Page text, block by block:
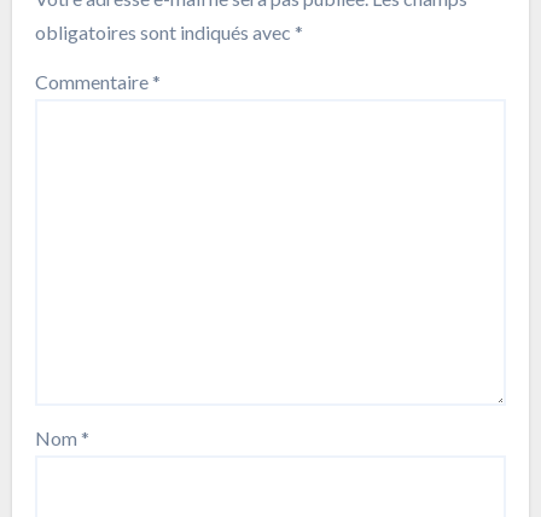
obligatoires sont indiqués avec *
Commentaire*
Nom *